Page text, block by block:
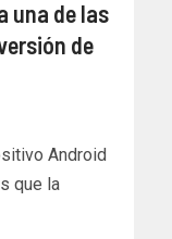
una de las
de
Android
que la